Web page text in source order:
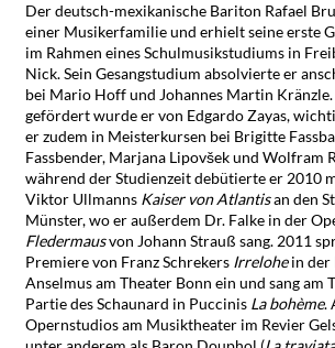
Der deutsch-mexikanische Bariton Rafael
einer Musikerfamilie und erhielt seine erste
im Rahmen eines Schulmusikstudiums in
Nick. Sein Gesangstudium absolvierte er
bei Mario Hoff und Johannes Martin
gefördert wurde er von Edgardo Zayas,
er zudem in Meisterkursen bei Brigitte
Fassbender, Marjana Lipovšek und Wolfram
während der Studienzeit debütierte er 2010
Viktor Ullmanns Kaiser von Atlantisan den
Münster, wo er außerdem Dr. Falke in der
Fledermausvon Johann Strauß sang. 2011
Premiere von Franz Schrekers Irrelohein der
Anselmus am Theater Bonn ein und sang am
Partie des Schaunard in Puccinis La bohème.
Opernstudios am Musiktheater im Revier